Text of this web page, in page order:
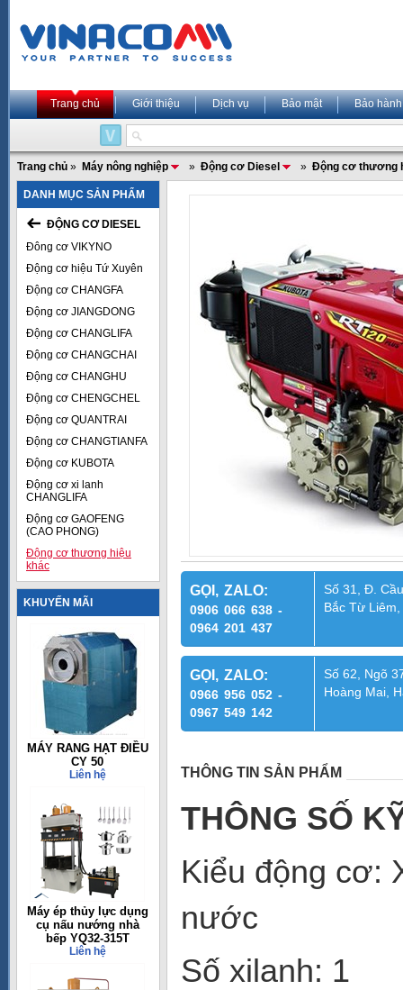
Trang chủ Giới thiệu Dịch vụ Bảo mật Bảo hành
Trang chủ » Máy nông nghiệp » Động cơ Diesel » Động cơ thương
DANH MỤC SẢN PHẨM
ĐỘNG CƠ DIESEL
Đông cơ VIKYNO
Động cơ hiệu Tứ Xuyên
Động cơ CHANGFA
Động cơ JIANGDONG
Động cơ CHANGLIFA
Động cơ CHANGCHAI
Động cơ CHANGHU
Động cơ CHENGCHEL
Động cơ QUANTRAI
Động cơ CHANGTIANFA
Động cơ KUBOTA
Động cơ xi lanh
CHANGLIFA
Động cơ GAOFENG
(CAO PHONG)
Động cơ thương hiệu
khác
KHUYẾN MÃI
MÁY RANG HẠT ĐIỀU
CY 50
Liên hệ
Máy ép thủy lực dụng
cụ nấu nướng nhà
bếp YQ32-315T
Liên hệ
GỌI, ZALO:
0906 066 638 -
0964 201 437
Số 31, Đ.
Bắc Từ
GỌI, ZALO:
0966 956 052 -
0967 549 142
Số 62, Ngõ
Hoàng Mai,
THÔNG TIN SẢN PHẨM
THÔNG SỐ
Kiểu động cơ:
nước
Số xilanh: 1